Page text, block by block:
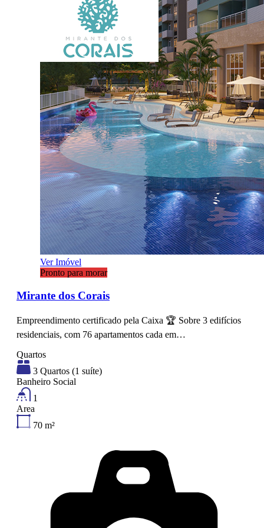
Ver Imóvel
Pronto para morar
Mirante dos Corais
Empreendimento certificado pela Caixa 🏆 Sobre 3 edifícios
residenciais, com 76 apartamentos cada em…
Quartos
3 Quartos (1 suíte)
Banheiro Social
1
Area
70 m²